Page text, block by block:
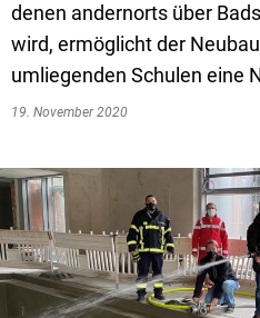
denen andernorts über
wird, ermöglicht der
umliegenden Schulen eine
19. November 2020